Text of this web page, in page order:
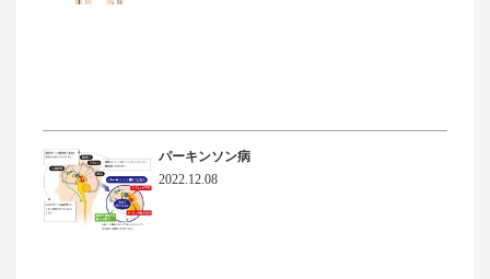
パーキンソン病
2022.12.08